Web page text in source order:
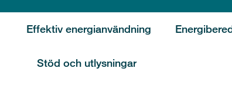
Effektiv energianvändning
Stöd och utlysningar